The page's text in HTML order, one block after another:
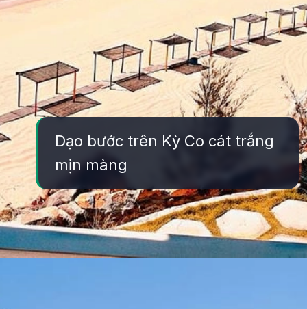
Dạo bước trên Kỳ Co cát trắng
mịn màng